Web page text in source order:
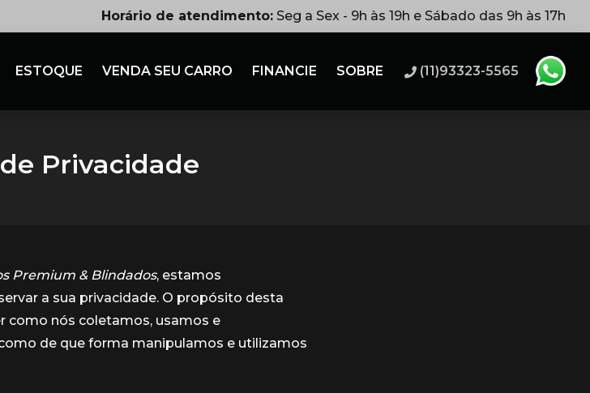
Horário de atendimento: Seg a Sex - 9h às 19h e Sábado das 9h às 17h
ESTOQUE VENDA SEU CARRO FINANCIE SOBRE (11)93323-5565
Privacidade
Premium & Blindados, estamos
a sua privacidade. O propósito desta
como nós coletamos, usamos e
de que forma manipulamos e utilizamos